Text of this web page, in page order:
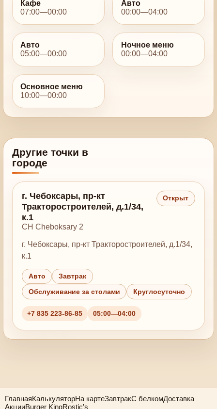
Кафе
07:00—00:00
Авто
00:00—04:00
Авто
05:00—00:00
Ночное меню
00:00—04:00
Основное меню
10:00—00:00
Другие точки в
городе
г. Чебоксары, пр-кт
Тракторостроителей, д.1/34,
к.1
CH Cheboksary 2
Открыт
г. Чебоксары, пр-кт Тракторостроителей, д.1/34,
к.1
Авто Завтрак
Обслуживание за столами Круглосуточно
+7 835 223-86-85 05:00—04:00
ГлавнаяКалькуляторНа картеЗавтракС белкомДоставка
АкцииBurger KingRostic's